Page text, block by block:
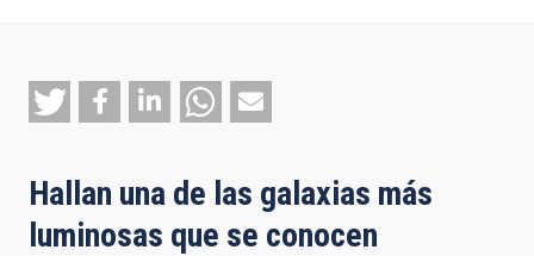
ayuda
a
navegación
Hallan una de las galaxias más
luminosas que se conocen